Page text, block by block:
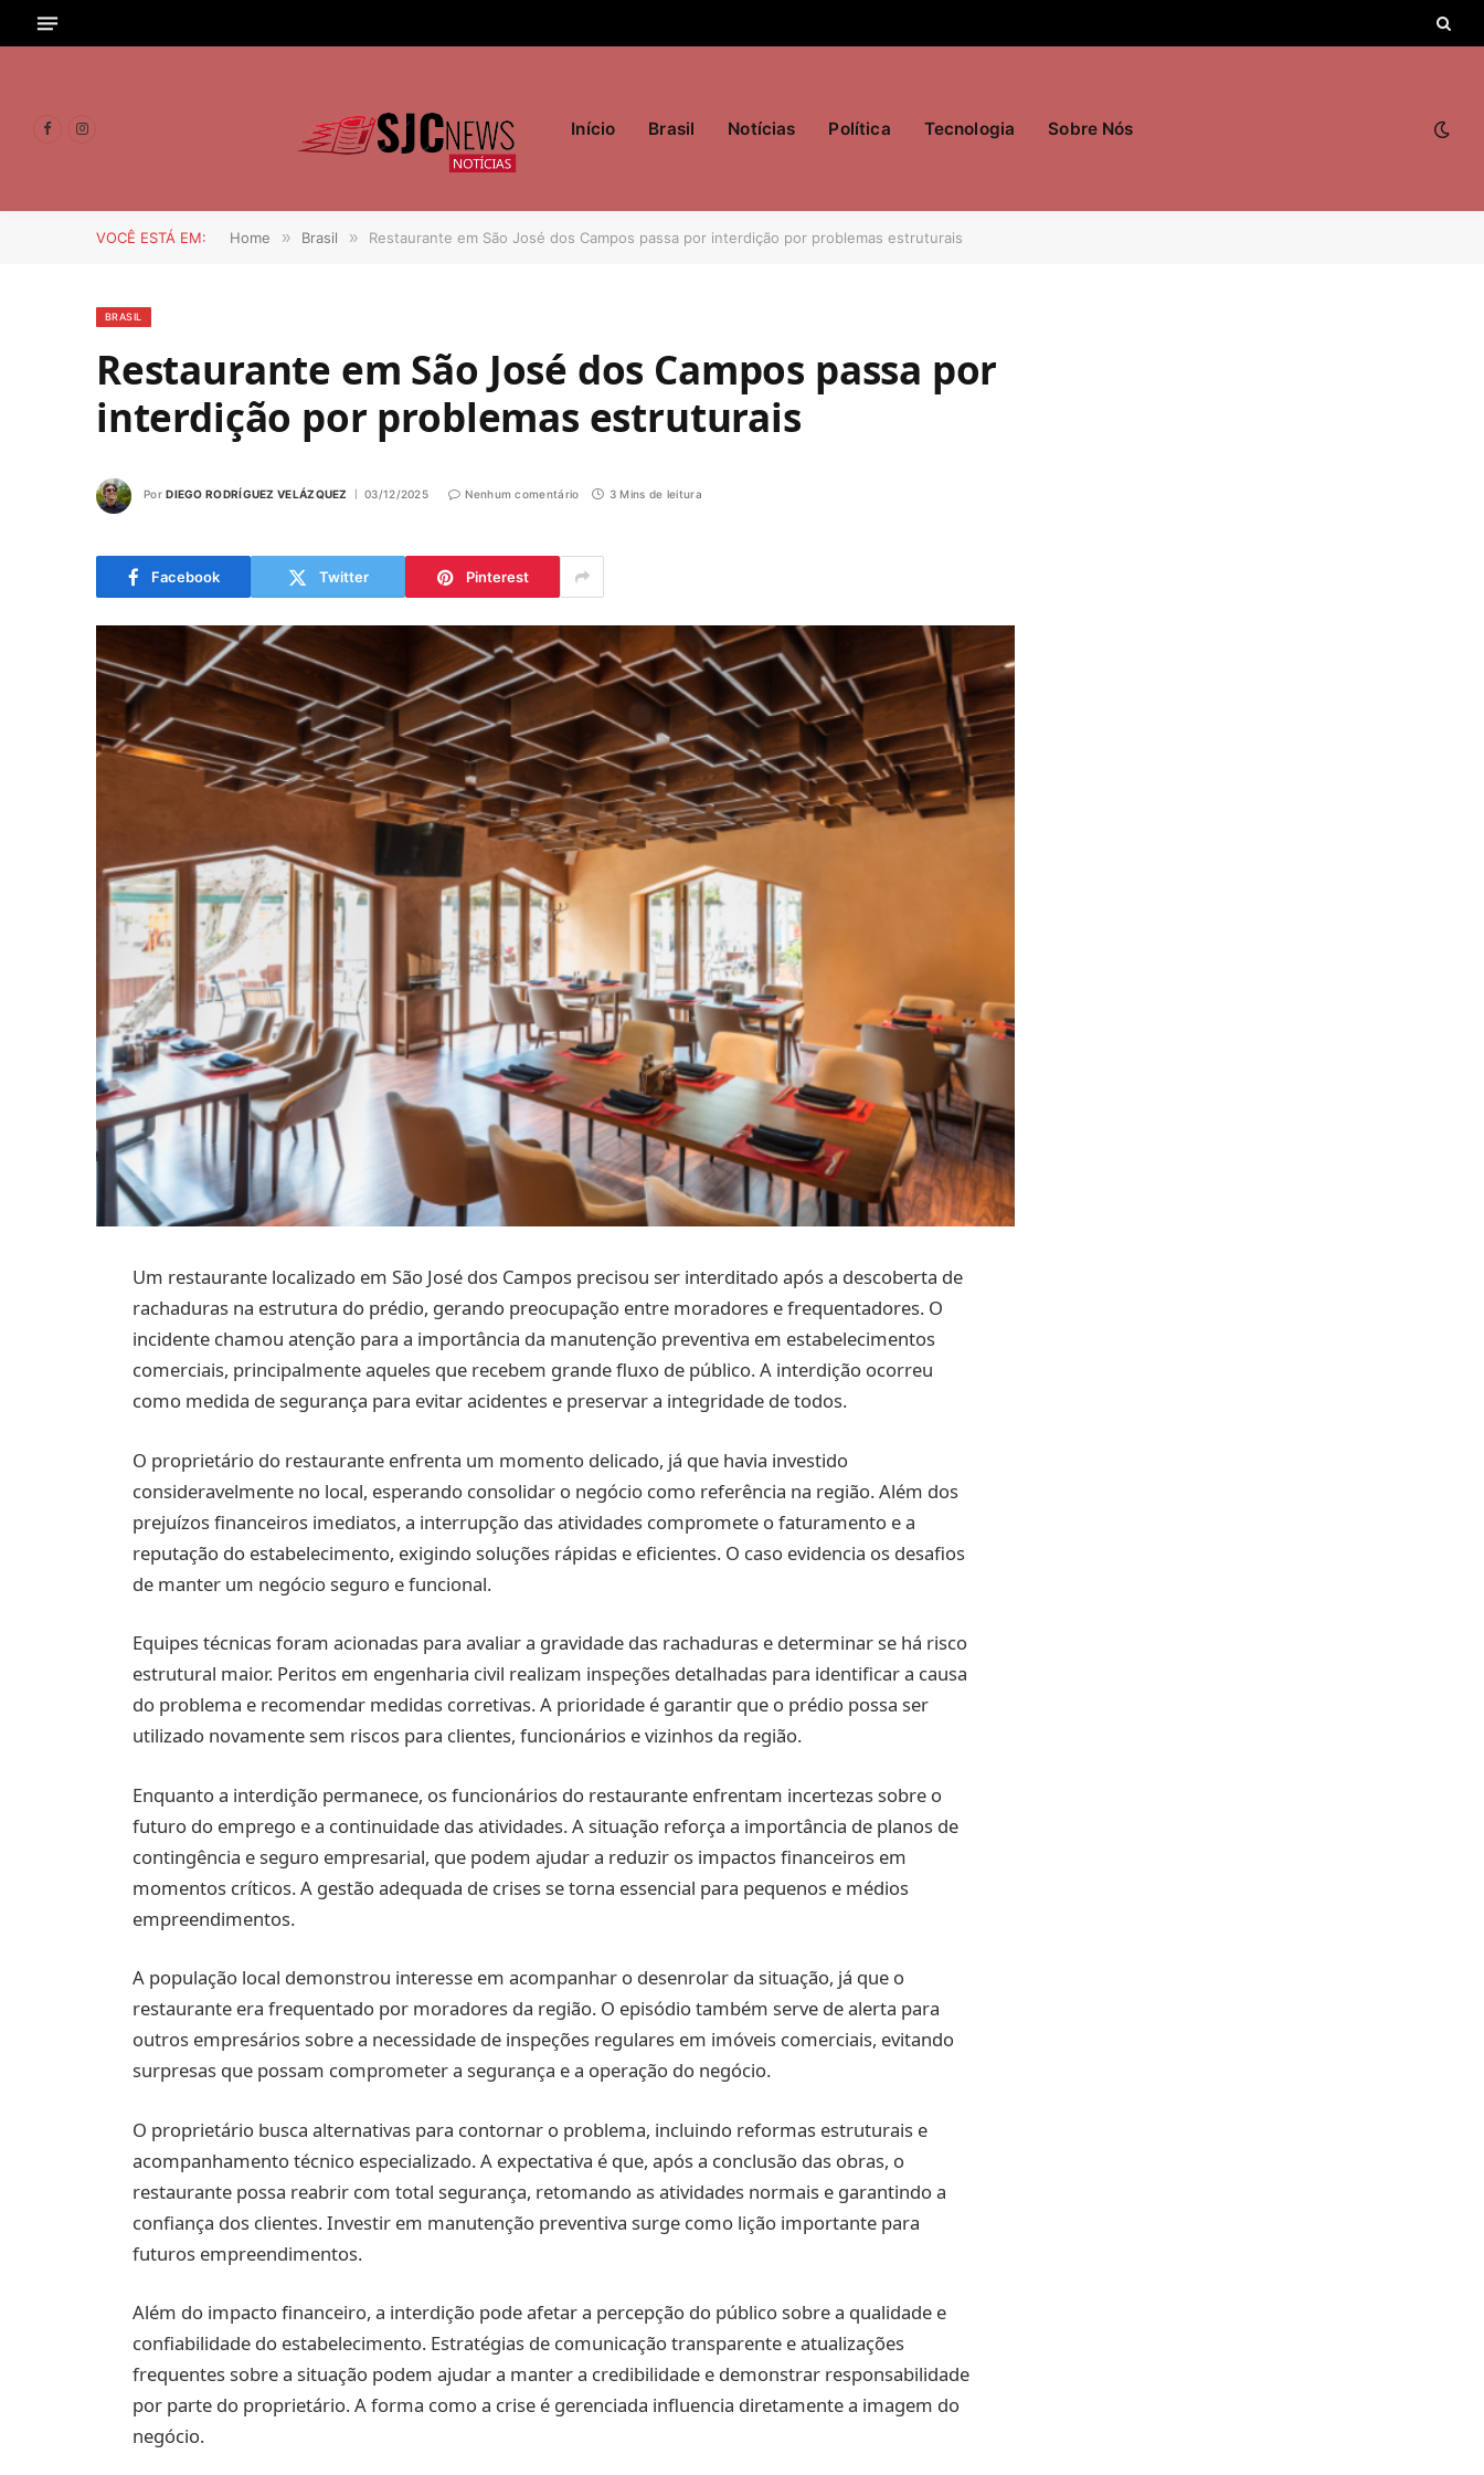
FacebookInstagram Início Brasil Notícias Política Tecnologia Sobre Nós
VOCÊ ESTÁ EM: Home » Brasil » Restaurante em São José dos Campos passa por interdição por problemas estruturais
BRASIL
Restaurante em São José dos Campos passa por
interdição por problemas estruturais
Por DIEGO RODRÍGUEZ VELÁZQUEZ 03/12/2025 Nenhum comentário 3 Mins de leitura
Facebook Twitter Pinterest
Um restaurante localizado em São José dos Campos precisou ser interditado após a descoberta de
rachaduras na estrutura do prédio, gerando preocupação entre moradores e frequentadores. O
incidente chamou atenção para a importância da manutenção preventiva em estabelecimentos
comerciais, principalmente aqueles que recebem grande fluxo de público. A interdição ocorreu
como medida de segurança para evitar acidentes e preservar a integridade de todos.
O proprietário do restaurante enfrenta um momento delicado, já que havia investido
consideravelmente no local, esperando consolidar o negócio como referência na região. Além dos
prejuízos financeiros imediatos, a interrupção das atividades compromete o faturamento e a
reputação do estabelecimento, exigindo soluções rápidas e eficientes. O caso evidencia os desafios
de manter um negócio seguro e funcional.
Equipes técnicas foram acionadas para avaliar a gravidade das rachaduras e determinar se há risco
estrutural maior. Peritos em engenharia civil realizam inspeções detalhadas para identificar a causa
do problema e recomendar medidas corretivas. A prioridade é garantir que o prédio possa ser
utilizado novamente sem riscos para clientes, funcionários e vizinhos da região.
Enquanto a interdição permanece, os funcionários do restaurante enfrentam incertezas sobre o
futuro do emprego e a continuidade das atividades. A situação reforça a importância de planos de
contingência e seguro empresarial, que podem ajudar a reduzir os impactos financeiros em
momentos críticos. A gestão adequada de crises se torna essencial para pequenos e médios
empreendimentos.
A população local demonstrou interesse em acompanhar o desenrolar da situação, já que o
restaurante era frequentado por moradores da região. O episódio também serve de alerta para
outros empresários sobre a necessidade de inspeções regulares em imóveis comerciais, evitando
surpresas que possam comprometer a segurança e a operação do negócio.
O proprietário busca alternativas para contornar o problema, incluindo reformas estruturais e
acompanhamento técnico especializado. A expectativa é que, após a conclusão das obras, o
restaurante possa reabrir com total segurança, retomando as atividades normais e garantindo a
confiança dos clientes. Investir em manutenção preventiva surge como lição importante para
futuros empreendimentos.
Além do impacto financeiro, a interdição pode afetar a percepção do público sobre a qualidade e
confiabilidade do estabelecimento. Estratégias de comunicação transparente e atualizações
frequentes sobre a situação podem ajudar a manter a credibilidade e demonstrar responsabilidade
por parte do proprietário. A forma como a crise é gerenciada influencia diretamente a imagem do
negócio.